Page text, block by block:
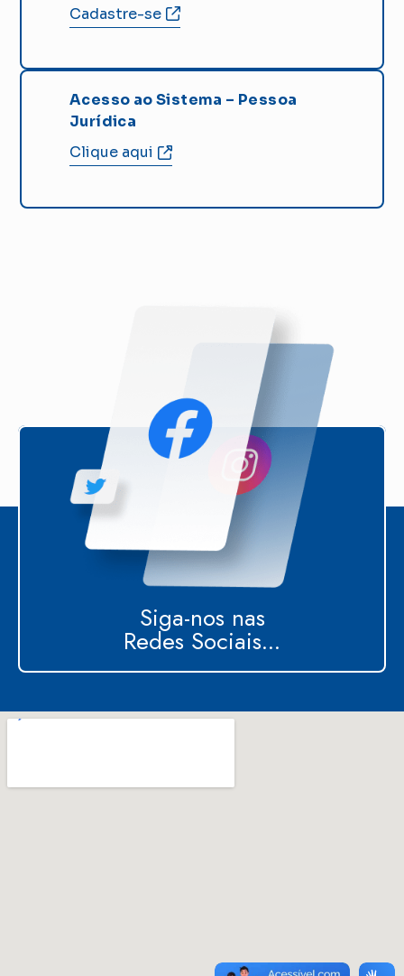
Cadastre-se
Acesso ao Sistema – Pessoa
Jurídica
Clique aqui
Siga-nos nas
Redes Sociais...